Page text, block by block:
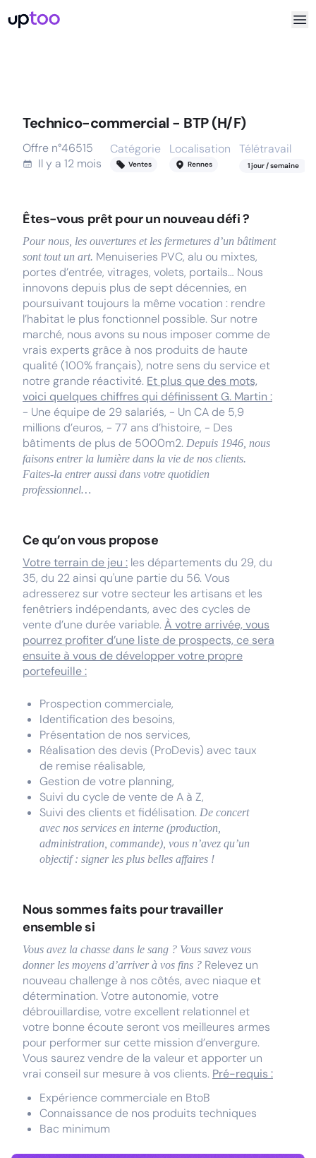
Technico-commercial - BTP (H/F)
Offre n°46515
Il y a 12 mois
Catégorie
Ventes
Localisation
Rennes
Télétravail
1jour/ semaine
Êtes-vous prêt pour un nouveau défi ?
Pour nous, les ouvertures et les fermetures d’un bâtiment
sont tout un art. Menuiseries PVC, alu ou mixtes,
portes d’entrée, vitrages, volets, portails… Nous
innovons depuis plus de sept décennies, en
poursuivant toujours la même vocation : rendre
l’habitat le plus fonctionnel possible. Sur notre
marché, nous avons su nous imposer comme de
vrais experts grâce à nos produits de haute
qualité (100% français), notre sens du service et
notre grande réactivité. Et plus que des mots,
voici quelques chiffres qui définissent G. Martin :
- Une équipe de 29 salariés, - Un CA de 5,9
millions d’euros, - 77 ans d’histoire, - Des
bâtiments de plus de 5000m2. Depuis 1946, nous
faisons entrer la lumière dans la vie de nos clients.
Faites-la entrer aussi dans votre quotidien
professionnel…
Ce qu’on vous propose
Votre terrain de jeu : les départements du 29, du
35, du 22 ainsi qu'une partie du 56. Vous
adresserez sur votre secteur les artisans et les
fenêtriers indépendants, avec des cycles de
vente d’une durée variable.À votre arrivée, vous
pourrez profiter d’une liste de prospects, ce sera
ensuite à vous de développer votre propre
portefeuille :
Prospection commerciale,
Identification des besoins,
Présentation de nos services,
Réalisation des devis (ProDevis) avec taux
de remise réalisable,
Gestion de votre planning,
Suivi du cycle de vente de A à Z,
Suivi des clients et fidélisation. De concert
avec nos services en interne (production,
administration, commande), vous n’avez qu’un
objectif : signer les plus belles affaires !
Nous sommes faits pour travailler
ensemble si
Vous avez la chasse dans le sang ? Vous savez vous
donner les moyens d’arriver à vos fins ? Relevez un
nouveau challenge à nos côtés, avec niaque et
détermination. Votre autonomie, votre
débrouillardise, votre excellent relationnel et
votre bonne écoute seront vos meilleures armes
pour performer sur cette mission d’envergure.
Vous saurez vendre de la valeur et apporter un
vrai conseil sur mesure à vos clients. Pré-requis :
Expérience commerciale en BtoB
Connaissance de nos produits techniques
Bac minimum